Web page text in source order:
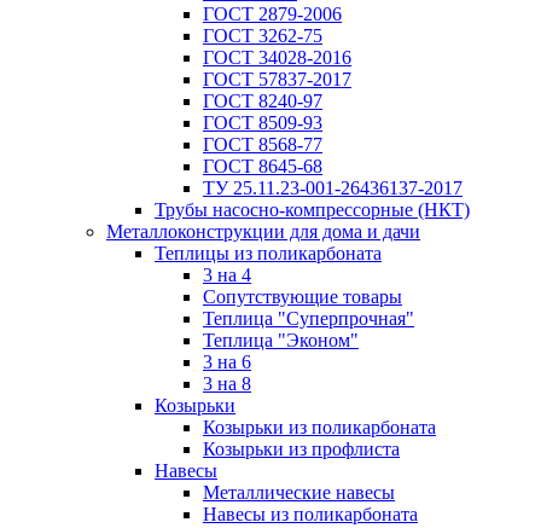
ГОСТ 2879-2006
ГОСТ 3262-75
ГОСТ 34028-2016
ГОСТ 57837-2017
ГОСТ 8240-97
ГОСТ 8509-93
ГОСТ 8568-77
ГОСТ 8645-68
ТУ 25.11.23-001-26436137-2017
Трубы насосно-компрессорные (НКТ)
Металлоконструкции для дома и дачи
Теплицы из поликарбоната
3 на 4
Сопутствующие товары
Теплица "Суперпрочная"
Теплица "Эконом"
3 на 6
3 на 8
Козырьки
Козырьки из поликарбоната
Козырьки из профлиста
Навесы
Металлические навесы
Навесы из поликарбоната